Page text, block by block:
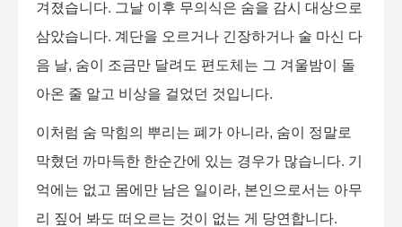
겨졌습니다. 그날 이후 무의식은 숨을 감시 대상으로
삼았습니다. 계단을 오르거나 긴장하거나 술 마신 다
음 날, 숨이 조금만 달려도 편도체는 그 겨울밤이 돌
아온 줄 알고 비상을 걸었던 것입니다.
이처럼 숨 막힘의 뿌리는 폐가 아니라, 숨이 정말로
막혔던 까마득한 한순간에 있는 경우가 많습니다. 기
억에는 없고 몸에만 남은 일이라, 본인으로서는 아무
리 짚어 봐도 떠오르는 것이 없는 게 당연합니다.